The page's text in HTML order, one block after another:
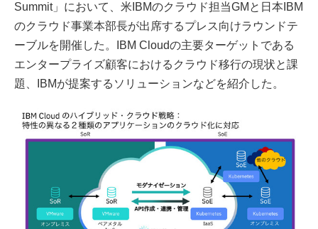
Summit」において、米IBMのクラウド担当GMと日本IBM
のクラウド事業本部長が出席するプレス向けラウンドテ
ーブルを開催した。IBM Cloudの主要ターゲットである
エンタープライズ顧客におけるクラウド移行の現状と課
題、IBMが提案するソリューションなどを紹介した。